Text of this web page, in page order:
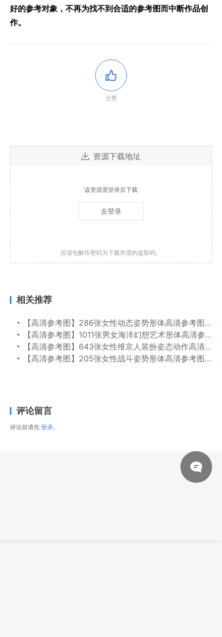
好的参考对象，不再为找不到合适的参考图而中断作品创
作。
点赞
资源下载地址
该资源需登录后下载
去登录
压缩包解压密码为下载所需的提取码。
相关推荐
【高清参考图】286张女性动态姿势形体高清参考图片
【高清参考图】1011张男女海洋幻想艺术形体高清参考图片
【高清参考图】643张女性维京人装扮姿态动作高清参考图片
【高清参考图】205张女性战斗姿势形体高清参考图片
评论留言
评论前请先 登录。